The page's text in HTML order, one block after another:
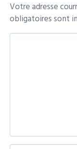
Votre adresse
obligatoires sont
C